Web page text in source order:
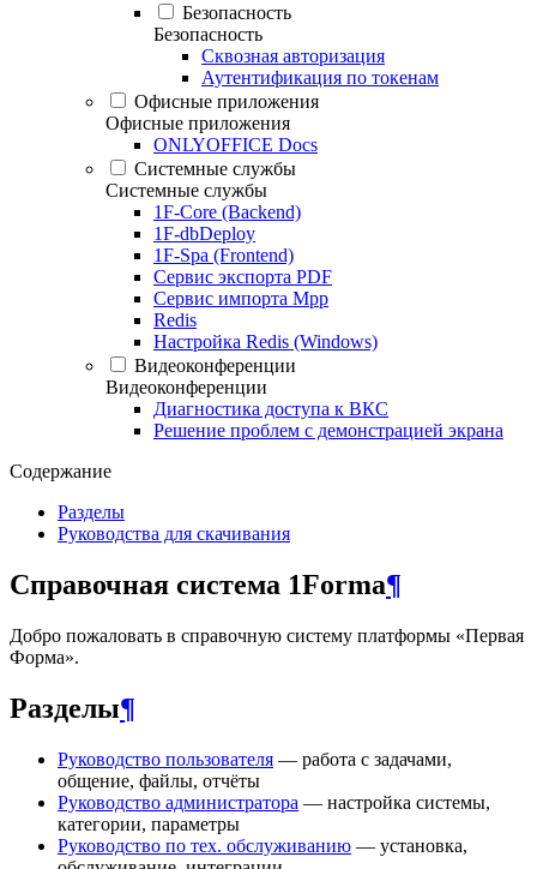
Безопасность
Безопасность
Сквозная авторизация
Аутентификация по токенам
Офисные приложения
Офисные приложения
ONLYOFFICE Docs
Системные службы
Системные службы
1F-Core (Backend)
1F-dbDeploy
1F-Spa (Frontend)
Сервис экспорта PDF
Сервис импорта Mpp
Redis
Настройка Redis (Windows)
Видеоконференции
Видеоконференции
Диагностика доступа к ВКС
Решение проблем с демонстрацией экрана
Содержание
Разделы
Руководства для скачивания
Справочная система 1Forma¶
Добро пожаловать в справочную систему платформы «Первая
Форма».
Разделы¶
Руководство пользователя — работа с задачами,
общение, файлы, отчёты
Руководство администратора — настройка системы,
категории, параметры
Руководство по тех. обслуживанию — установка,